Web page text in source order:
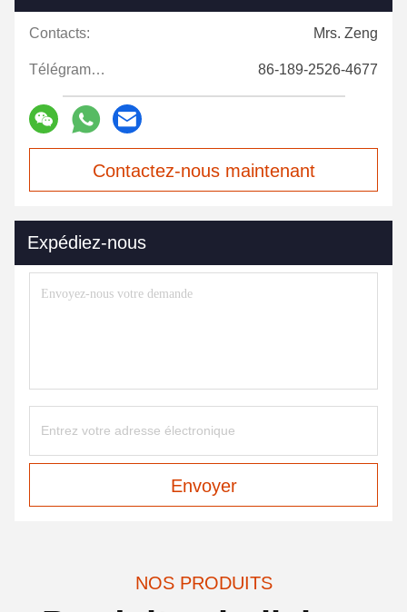
Contacts: Mrs. Zeng
Télégramme: 86-189-2526-4677
Contactez-nous maintenant
Expédiez-nous
Envoyer
NOS PRODUITS